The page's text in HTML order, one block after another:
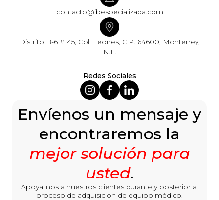
contacto@ibespecializada.com
Distrito B-6 #145, Col. Leones, C.P. 64600, Monterrey,
N.L.
Redes Sociales
Envíenos un mensaje y
encontraremos la
mejor solución para
usted.
Apoyamos a nuestros clientes durante y posterior al
proceso de adquisición de equipo médico.